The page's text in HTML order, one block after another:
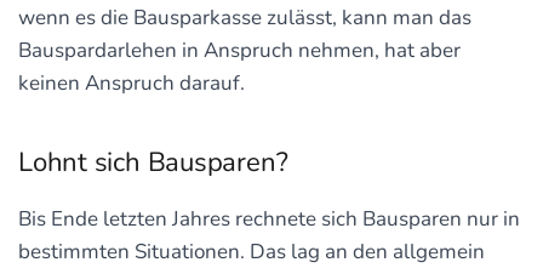
wenn es die Bausparkasse zulässt, kann man das
Bauspardarlehen in Anspruch nehmen, hat aber
keinen Anspruch darauf.
Lohnt sich Bausparen?
Bis Ende letzten Jahres rechnete sich Bausparen nur in
bestimmten Situationen. Das lag an den allgemein